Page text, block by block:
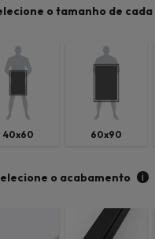
o tamanho de
40x60 60x90
o acabamento i